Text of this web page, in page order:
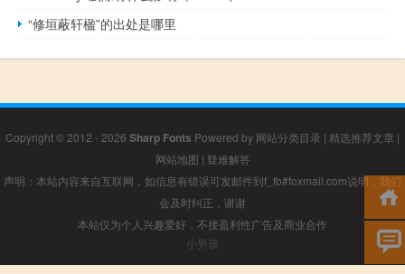
“修垣蔽轩楹”的出处是哪里
Copyright © 2012 - 2026 Sharp Fonts Powered by 网站分类目录 | 精选推荐文章 |
网站地图 | 疑难解答
声明：本站内容来自互联网，如信息有错误可发邮件到f_fb#foxmail.com说明，我们
会及时纠正，谢谢
本站仅为个人兴趣爱好，不接盈利性广告及商业合作
小男孩